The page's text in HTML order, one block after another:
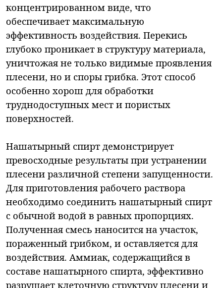
концентрированном виде, что
обеспечивает максимальную
эффективность воздействия. Перекись
глубоко проникает в структуру материала,
уничтожая не только видимые проявления
плесени, но и споры грибка. Этот способ
особенно хорош для обработки
труднодоступных мест и пористых
поверхностей.
Нашатырный спирт демонстрирует
превосходные результаты при устранении
плесени различной степени запущенности.
Для приготовления рабочего раствора
необходимо соединить нашатырный спирт
с обычной водой в равных пропорциях.
Полученная смесь наносится на участок,
пораженный грибком, и оставляется для
воздействия. Аммиак, содержащийся в
составе нашатырного спирта, эффективно
разрушает клеточную структуру плесени и